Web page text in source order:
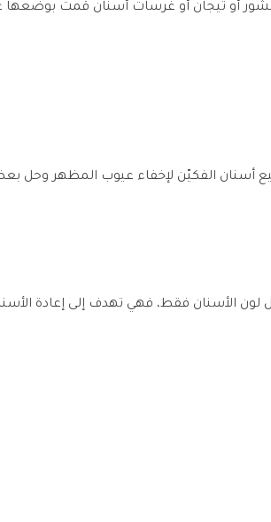
هوليوود على متانة أي قشور أو تيجان أو غرسات أسنان قمت
أسنان الفكيّن لإخفاء عيوب المظهر وحل
الأسنان فقط، فهي تهدف إلى إعادة